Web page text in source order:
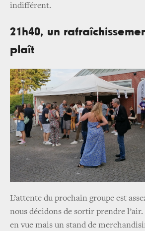
indifférent.
21h40, un
plaît
L’attente du prochain groupe est
nous décidons de sortir prendre
en vue mais un stand de